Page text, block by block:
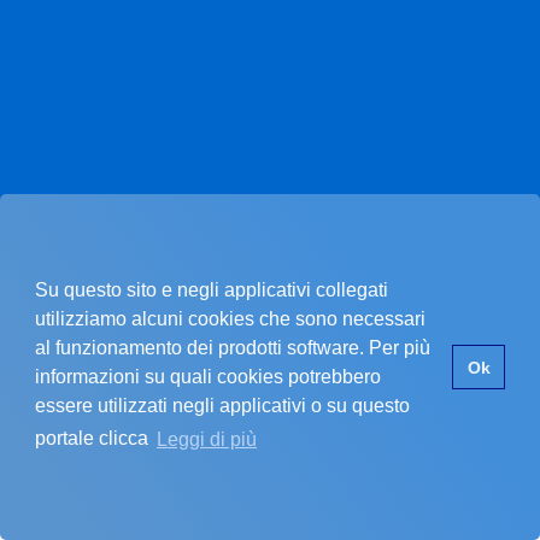
Pagina non trovata.
La pagina che stai cercando non esiste.
SI È VERIFICATO UN PROBLEMA
Su questo sito e negli applicativi collegati
utilizziamo alcuni cookies che sono necessari
al funzionamento dei prodotti software. Per più
informazioni su quali cookies potrebbero
essere utilizzati negli applicativi o su questo
portale clicca
Leggi di più
Ok